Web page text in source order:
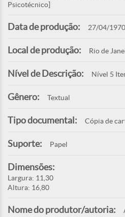
Psicotécnico]
Data de produção: 27/04/1970
Local de produção: Rio de
Nível de Descrição: Nível 5
Gênero: Textual
Tipo documental: Cópia de
Suporte: Papel
Dimensões:
Largura: 11,30
Altura: 16,80
Nome do produtor/autoria: